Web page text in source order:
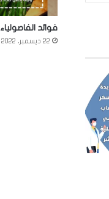
فوائد الفاصولياء
22 ديسمبر، 2022